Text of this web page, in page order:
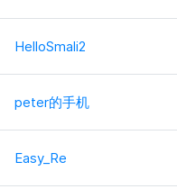
HelloSmali2
peter的手机
Easy_Re